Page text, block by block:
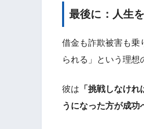
最後に：人生
借金も詐欺被害も乗
られる」という理想
彼は 「挑戦しなけ
うになった方が成功